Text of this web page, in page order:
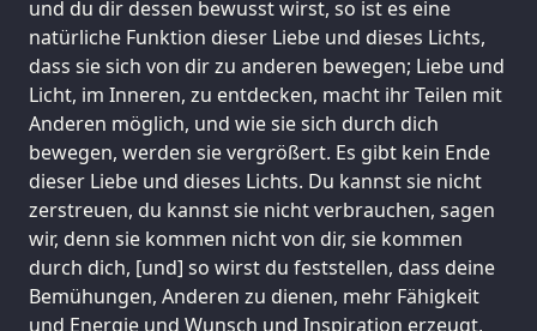
und du dir dessen bewusst wirst, so ist es eine
natürliche Funktion dieser Liebe und dieses Lichts,
dass sie sich von dir zu anderen bewegen; Liebe und
Licht, im Inneren, zu entdecken, macht ihr Teilen mit
Anderen möglich, und wie sie sich durch dich
bewegen, werden sie vergrößert. Es gibt kein Ende
dieser Liebe und dieses Lichts. Du kannst sie nicht
zerstreuen, du kannst sie nicht verbrauchen, sagen
wir, denn sie kommen nicht von dir, sie kommen
durch dich, [und] so wirst du feststellen, dass deine
Bemühungen, Anderen zu dienen, mehr Fähigkeit
und Energie und Wunsch und Inspiration erzeugt,